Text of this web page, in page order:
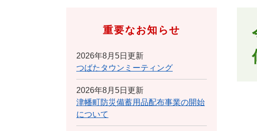
重要なお知らせ
2026年8月5日更新
つばたタウンミーティング
2026年8月5日更新
津幡町防災備蓄用品配布事業の開始
について